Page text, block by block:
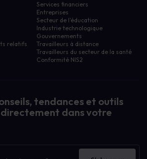
relatifs
Services financiers
Entreprises
Secteur de l'éducation
Industrie technologique
Gouvernements
Travailleurs à distance
Travailleurs du secteur de la santé
Conformité NIS2
tendances et outils
dans votre